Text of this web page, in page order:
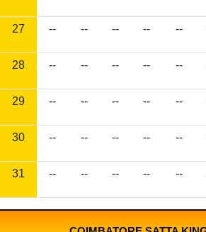
27 -- -- -- -- --
28 -- -- -- -- --
29 -- -- -- -- --
30 -- -- -- -- --
31 -- -- -- -- --